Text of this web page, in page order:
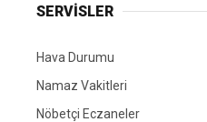
SERVİSLER
Hava Durumu
Namaz Vakitleri
Nöbetçi Eczaneler